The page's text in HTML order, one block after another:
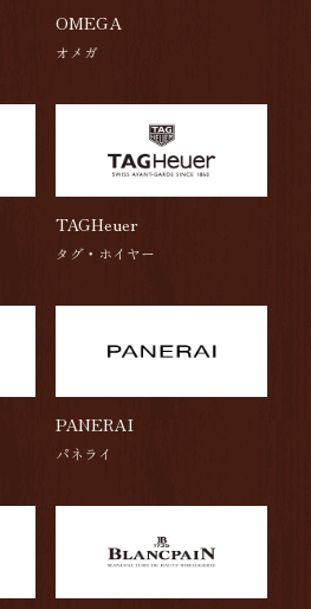
OMEGA
オメガ
TAGHeuer
タグ・ホイヤー
PANERAI
パネライ